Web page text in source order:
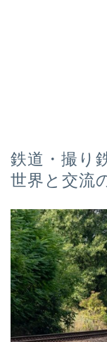
鉄道・撮り
世界と交流